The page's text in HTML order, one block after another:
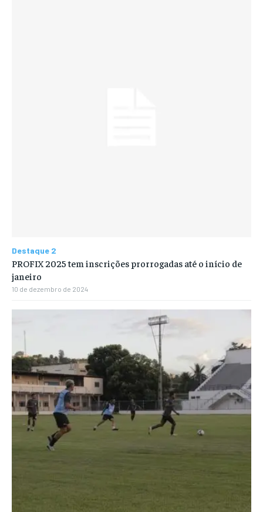
Destaque 2
PROFIX 2025 tem inscrições prorrogadas até o início de
janeiro
10 de dezembro de 2024